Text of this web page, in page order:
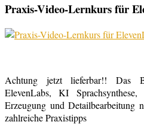
Praxis-Video-Lernkurs für
Achtung jetzt lieferbar!! Das
ElevenLabs, KI
Erzeugung und Detailbearbeitung
zahlreiche Praxistipps